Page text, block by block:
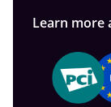
Learn more